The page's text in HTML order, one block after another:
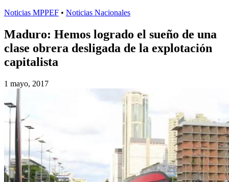
Noticias MPPEF • Noticias Nacionales
Maduro: Hemos logrado el sueño de una
clase obrera desligada de la explotación
capitalista
1 mayo, 2017